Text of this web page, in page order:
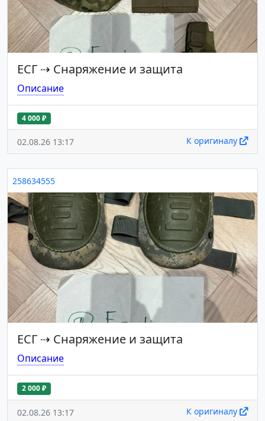
ЕСГ ⇢ Снаряжение и защита
Описание
4 000 ₽
02.08.26 13:17 К оригиналу
258634555
ЕСГ ⇢ Снаряжение и защита
Описание
2 000 ₽
02.08.26 13:17 К оригиналу